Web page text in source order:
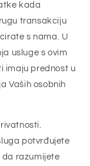
kada
transakciju
s nama. U
usluge s ovim
imaju prednost u
Vaših osobnih
potvrđujete
razumijete